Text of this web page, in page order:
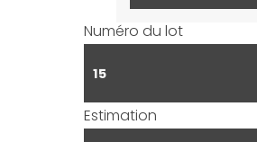
Numéro du lot
15
Estimation